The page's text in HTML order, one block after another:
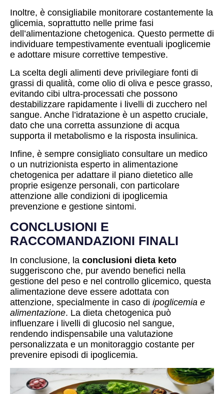
Inoltre, è consigliabile monitorare costantemente la
glicemia, soprattutto nelle prime fasi
dell’alimentazione chetogenica. Questo permette di
individuare tempestivamente eventuali ipoglicemie
e adottare misure correttive tempestive.
La scelta degli alimenti deve privilegiare fonti di
grassi di qualità, come olio di oliva e pesce grasso,
evitando cibi ultra-processati che possono
destabilizzare rapidamente i livelli di zucchero nel
sangue. Anche l’idratazione è un aspetto cruciale,
dato che una corretta assunzione di acqua
supporta il metabolismo e la risposta insulinica.
Infine, è sempre consigliato consultare un medico
o un nutrizionista esperto in alimentazione
chetogenica per adattare il piano dietetico alle
proprie esigenze personali, con particolare
attenzione alle condizioni di ipoglicemia
prevenzione e gestione sintomi.
CONCLUSIONI E
RACCOMANDAZIONI FINALI
In conclusione, la conclusioni dieta keto
suggeriscono che, pur avendo benefici nella
gestione del peso e nel controllo glicemico, questa
alimentazione deve essere adottata con
attenzione, specialmente in caso di ipoglicemia e
alimentazione. La dieta chetogenica può
influenzare i livelli di glucosio nel sangue,
rendendo indispensabile una valutazione
personalizzata e un monitoraggio costante per
prevenire episodi di ipoglicemia.